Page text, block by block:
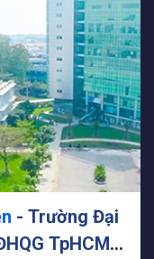
- Trường Đại
TpHCM